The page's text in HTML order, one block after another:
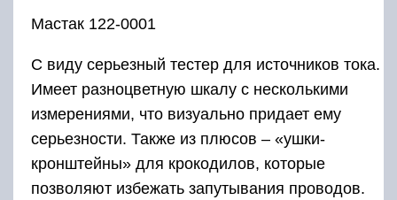
Мастак 122-0001
С виду серьезный тестер для источников тока.
Имеет разноцветную шкалу с несколькими
измерениями, что визуально придает ему
серьезности. Также из плюсов – «ушки-
кронштейны» для крокодилов, которые
позволяют избежать запутывания проводов.